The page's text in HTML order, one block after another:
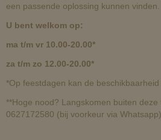
een passende oplossing kunnen vinden.
U bent welkom op:
ma t/m vr 10.00-20.00*
za t/m zo 12.00-20.00*
*Op feestdagen kan de beschikbaarheid
**Hoge nood? Langskomen buiten
0627172580 (bij voorkeur via Whatsapp)